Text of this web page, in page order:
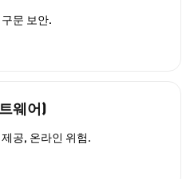
문 보안.
웨어)
공, 온라인 위험.